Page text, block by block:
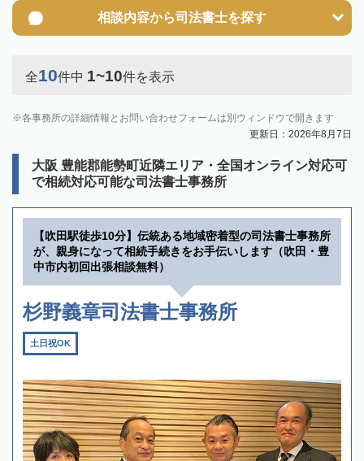
相談内容から司法書士を探す
全10件中 1~10件を表示
各事務所の詳細情報とお問い合わせフォームは別ウィンドウで開きます
更新日：2026年8月7日
大阪 豊能郡能勢町近隣エリア・全国オンライン対応可
で相続対応可能な司法書士事務所
【吹田駅徒歩10分】伝統ある地域密着型の司法書士事務所
が、親身になって相続手続きをお手伝いします（吹田・豊
中市内初回出張相談無料）
杉野義章司法書士事務所
土日祝OK